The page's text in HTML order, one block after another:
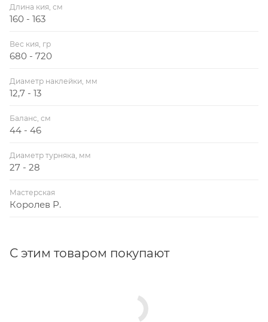
Длина кия, см
160 - 163
Вес кия, гр
680 - 720
Диаметр наклейки, мм
12,7 - 13
Баланс, см
44 - 46
Диаметр турняка, мм
27 - 28
Мастерская
Королев Р.
С этим товаром покупают